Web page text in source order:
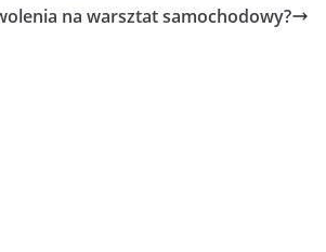
na warsztat samochodowy?